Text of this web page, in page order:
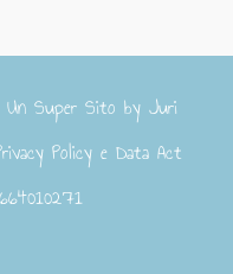
Super Sito byJuri
Policy e Data Act